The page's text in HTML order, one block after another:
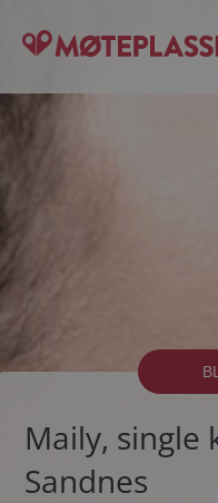
Maily, single
Sandnes